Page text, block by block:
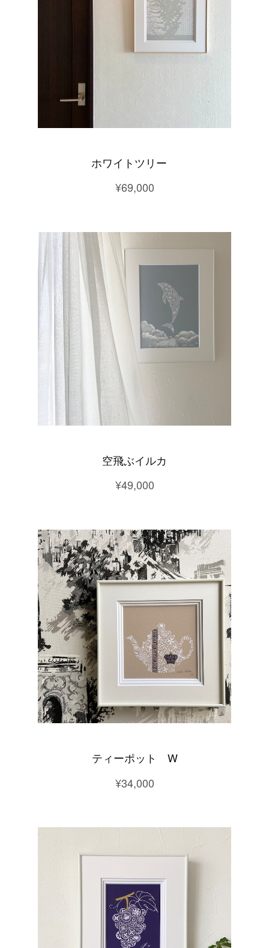
ホワイトツリー
¥69,000
空飛ぶイルカ
¥49,000
ティーポット W
¥34,000